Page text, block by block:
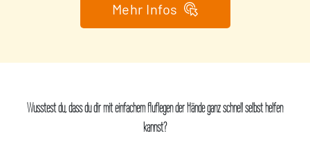
Mehr Infos
Wusstest du, dass du dir mit einfachem Auflegen der Hände ganz schnell selbst helfen
kannst?